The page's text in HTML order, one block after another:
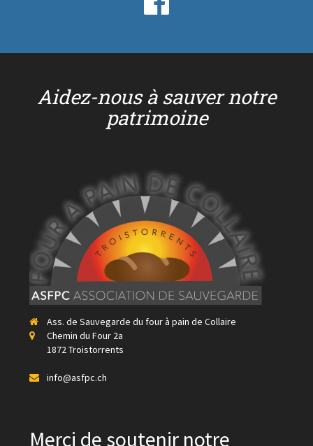
Aidez-nous à sauver notre
patrimoine
Ass. de Sauvegarde du four à pain de Collaire
Chemin du Four 2a
1872 Troistorrents
info@asfpc.ch
Merci de soutenir notre